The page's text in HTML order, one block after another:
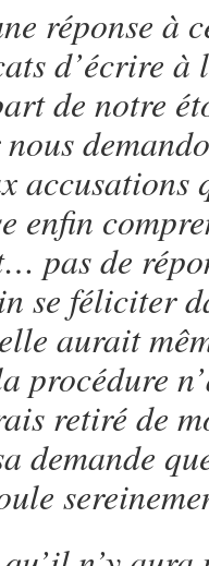
réponse à
d’écrire
de notre
enfin
pas de
se féliciter
aurait
procédure
retiré de
demande